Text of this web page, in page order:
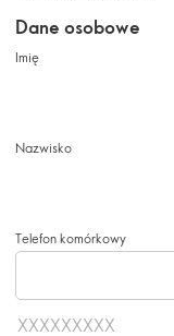
Dane osobowe
Imię
Nazwisko
Telefon komórkowy